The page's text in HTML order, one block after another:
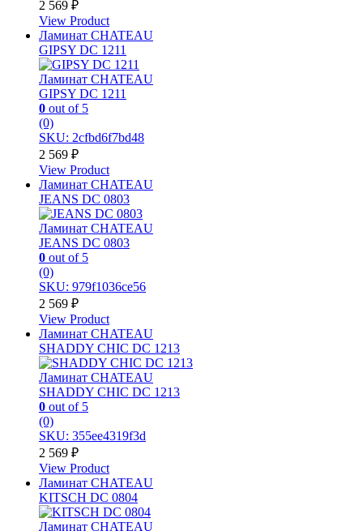
2 569 ₽
View Product
Ламинат CHATEAU
GIPSY DC 1211
Ламинат CHATEAU
GIPSY DC 1211
0 out of 5
(0)
SKU: 2cfbd6f7bd48
2 569 ₽
View Product
Ламинат CHATEAU
JEANS DC 0803
Ламинат CHATEAU
JEANS DC 0803
0 out of 5
(0)
SKU: 979f1036ce56
2 569 ₽
View Product
Ламинат CHATEAU
SHADDY CHIC DC 1213
Ламинат CHATEAU
SHADDY CHIC DC 1213
0 out of 5
(0)
SKU: 355ee4319f3d
2 569 ₽
View Product
Ламинат CHATEAU
KITSCH DC 0804
Ламинат CHATEAU